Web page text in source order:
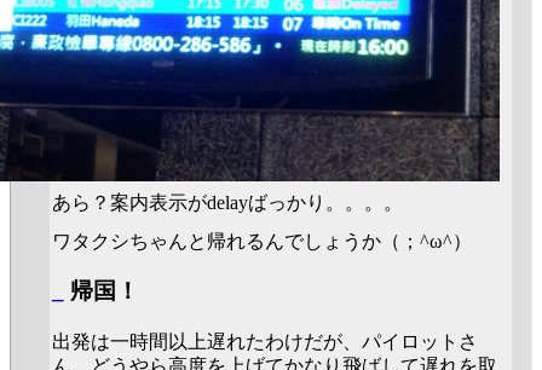
あら？案内表示がdelayばっかり。。。。
ワタクシちゃんと帰れるんでしょうか（；^ω^）
帰国！
出発は一時間以上遅れたわけだが、パイロットさ
ん、どうやら高度を上げてかなり飛ばして遅れを取